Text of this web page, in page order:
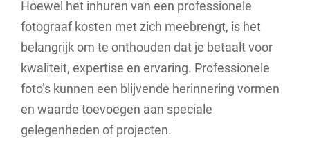
Hoewel het inhuren van een professionele
fotograaf kosten met zich meebrengt, is het
belangrijk om te onthouden dat je betaalt voor
kwaliteit, expertise en ervaring. Professionele
foto’s kunnen een blijvende herinnering vormen
en waarde toevoegen aan speciale
gelegenheden of projecten.